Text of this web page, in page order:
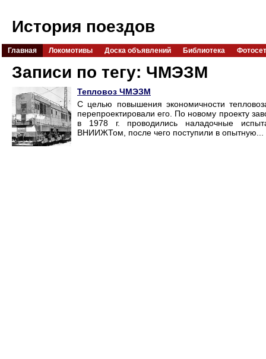
История поездов
Главная Локомотивы Доска объявлений Библиотека
Записи по тегу: ЧМЭЗМ
Тепловоз ЧМЭЗМ
С целью повышения экономичности
перепроектировали его. По новому проекту
в 1978 г. проводились наладочные
ВНИИЖТом, после чего поступили в опытную...